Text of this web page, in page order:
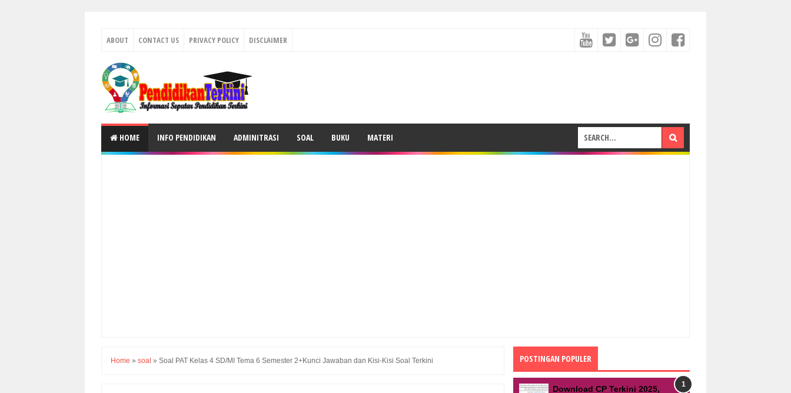
ABOUT CONTACT US PRIVACY POLICY DISCLAIMER
HOME INFO PENDIDIKAN ADMINITRASI SOAL BUKU MATERI
Home » soal » Soal PAT Kelas 4 SD/MI Tema 6 Semester 2+Kunci Jawaban dan Kisi-Kisi Soal Terkini POSTINGAN POPULER
Download CP Terkini 2025,